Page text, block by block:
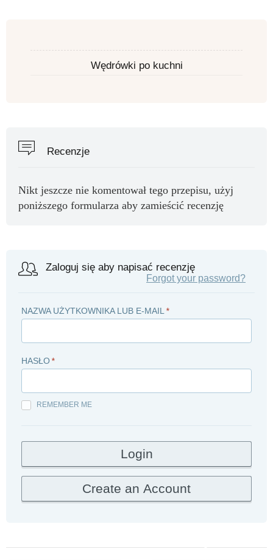
Wędrówki po kuchni
Recenzje
Nikt jeszcze nie komentował tego przepisu, użyj
poniższego formularza aby zamieścić recenzję
Zaloguj się aby napisać recenzję
Forgot your password?
NAZWA UŻYTKOWNIKA LUB E-MAIL *
HASŁO *
REMEMBER ME